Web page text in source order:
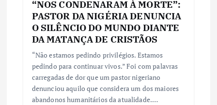
“NOS CONDENARAM À MORTE”:
PASTOR DA NIGÉRIA DENUNCIA
O SILÊNCIO DO MUNDO DIANTE
DA MATANÇA DE CRISTÃOS
“Não estamos pedindo privilégios. Estamos
pedindo para continuar vivos.” Foi com palavras
carregadas de dor que um pastor nigeriano
denunciou aquilo que considera um dos maiores
abandonos humanitários da atualidade.…